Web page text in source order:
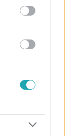
MÁTÉ GÁBOR